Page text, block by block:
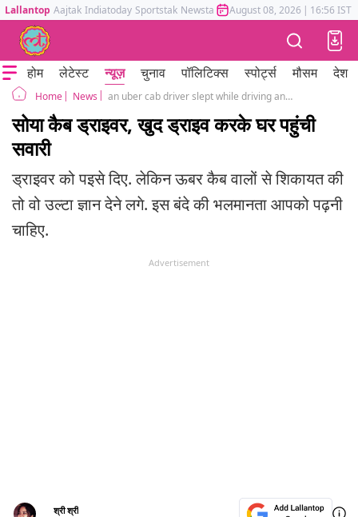
Lallantop Aajtak Indiatoday Sportstak Newstak Mumbai Tak Astrotak
August 08, 2026 | 16:56 IST
होम लेटेस्ट न्यूज़ चुनाव पॉलिटिक्स स्पोर्ट्स मौसम देश
Home News an uber cab driver slept while driving and the passenger drove the cab his way back home.
सोया कैब ड्राइवर, खुद ड्राइव करके घर पहुंची
सवारी
ड्राइवर को पइसे दिए. लेकिन ऊबर कैब वालों से शिकायत की
तो वो उल्टा ज्ञान देने लगे. इस बंदे की भलमानता आपको पढ़नी
चाहिए.
Advertisement
श्री श्री